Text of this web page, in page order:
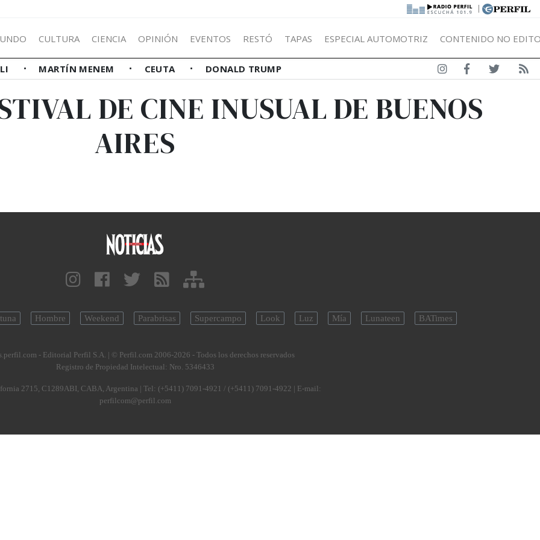
|
CULTURA CIENCIA OPINIÓN EVENTOS RESTÓ TAPAS ESPECIAL AUTOMOTRIZ CONTENIDO NO
MARTÍN MENEM CEUTA DONALD TRUMP
DE CINE INUSUAL DE BUENOS
AIRES
Hombre Weekend Parabrisas Supercampo Look Luz Mía Lunateen BATimes
- Editorial Perfil S.A. | © Perfil.com 2006-2026 - Todos los derechos reservados
Registro de Propiedad Intelectual: Nro. 5346433
2715, C1289ABI, CABA, Argentina | Tel: (+5411) 7091-4921 / (+5411) 7091-4922 | E-mail:
perfilcom@perfil.com